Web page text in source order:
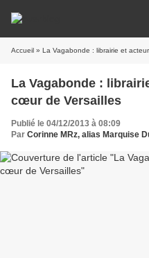
Accueil » La Vagabonde : librairie et
La Vagabonde :
cœur de Versailles
Publié le 04/12/2013 à 08:09
Par Corinne MRz, alias Marquise